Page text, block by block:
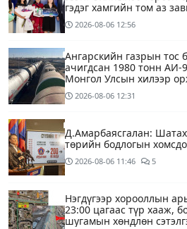
гэдэг хамгийн том аз
2026-08-06 12:56
Ангарскийн газрын тос
ачигдсан 1980 тонн АИ-
Монгол Улсын хилээр
2026-08-06 12:31
Д.Амарбаясгалан:
төрийн бодлогын
2026-08-06 11:46 5
Нэгдүгээр хорооллын
23:00 цагаас түр хааж,
шугамын хөндлөн